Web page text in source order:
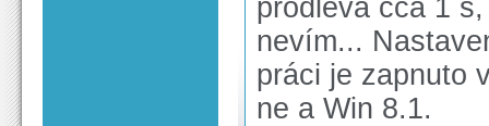
prodleva cca 1
nevím...
práci je zapnuto
ne a Win 8.1.